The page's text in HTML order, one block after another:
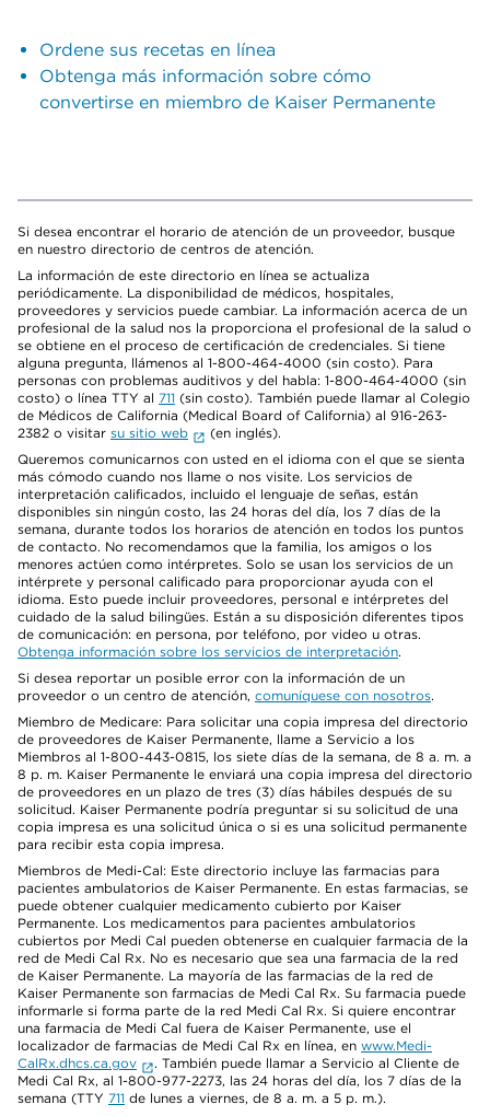
Ordene sus recetas en línea
Obtenga más información sobre cómo
convertirse en miembro de Kaiser Permanente
Si desea encontrar el horario de atención de un proveedor, busque
en nuestro directorio de centros de atención.
La información de este directorio en línea se actualiza
periódicamente. La disponibilidad de médicos, hospitales,
proveedores y servicios puede cambiar. La información acerca de un
profesional de la salud nos la proporciona el profesional de la salud o
se obtiene en el proceso de certificación de credenciales. Si tiene
alguna pregunta, llámenos al 1-800-464-4000 (sin costo). Para
personas con problemas auditivos y del habla: 1-800-464-4000 (sin
costo) o línea TTY al 711 (sin costo). También puede llamar al Colegio
de Médicos de California (Medical Board of California) al 916-263-
2382 o visitar su sitio web
(en inglés).
Queremos comunicarnos con usted en el idioma con el que se sienta
más cómodo cuando nos llame o nos visite. Los servicios de
interpretación calificados, incluido el lenguaje de señas, están
disponibles sin ningún costo, las 24 horas del día, los 7 días de la
semana, durante todos los horarios de atención en todos los puntos
de contacto. No recomendamos que la familia, los amigos o los
menores actúen como intérpretes. Solo se usan los servicios de un
intérprete y personal calificado para proporcionar ayuda con el
idioma. Esto puede incluir proveedores, personal e intérpretes del
cuidado de la salud bilingües. Están a su disposición diferentes tipos
de comunicación: en persona, por teléfono, por video u otras.
Obtenga información sobre los servicios de interpretación.
Si desea reportar un posible error con la información de un
proveedor o un centro de atención, comuníquese con nosotros.
Miembro de Medicare: Para solicitar una copia impresa del directorio
de proveedores de Kaiser Permanente, llame a Servicio a los
Miembros al 1-800-443-0815, los siete días de la semana, de 8 a. m. a
8 p. m. Kaiser Permanente le enviará una copia impresa del directorio
de proveedores en un plazo de tres (3) días hábiles después de su
solicitud. Kaiser Permanente podría preguntar si su solicitud de una
copia impresa es una solicitud única o si es una solicitud permanente
para recibir esta copia impresa.
Miembros de Medi-Cal: Este directorio incluye las farmacias para
pacientes ambulatorios de Kaiser Permanente. En estas farmacias, se
puede obtener cualquier medicamento cubierto por Kaiser
Permanente. Los medicamentos para pacientes ambulatorios
cubiertos por Medi Cal pueden obtenerse en cualquier farmacia de la
red de Medi Cal Rx. No es necesario que sea una farmacia de la red
de Kaiser Permanente. La mayoría de las farmacias de la red de
Kaiser Permanente son farmacias de Medi Cal Rx. Su farmacia puede
informarle si forma parte de la red Medi Cal Rx. Si quiere encontrar
una farmacia de Medi Cal fuera de Kaiser Permanente, use el
localizador de farmacias de Medi Cal Rx en línea, en www.Medi-
CalRx.dhcs.ca.gov
. También puede llamar a Servicio al Cliente de
Medi Cal Rx, al 1-800-977-2273, las 24 horas del día, los 7 días de la
semana (TTY 711 de lunes a viernes, de 8 a. m. a 5 p. m.).